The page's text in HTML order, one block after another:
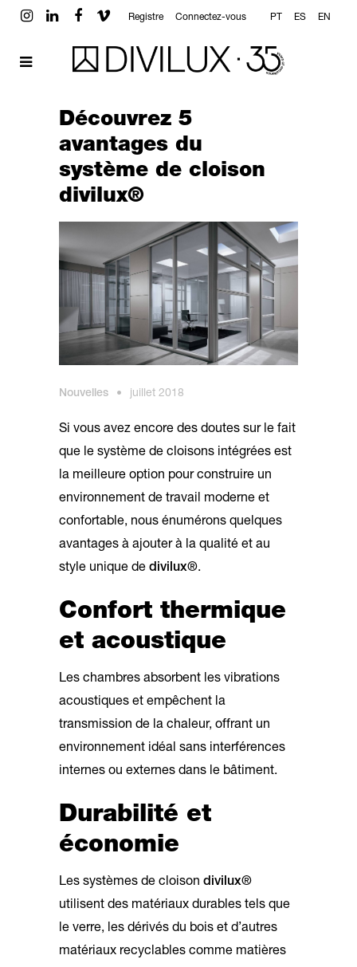
Registre Connectez-vous PT ES EN
Découvrez 5
avantages du
système de cloison
divilux®
Nouvelles • juillet 2018
Si vous avez encore des doutes sur le fait
que le système de cloisons intégrées est
la meilleure option pour construire un
environnement de travail moderne et
confortable, nous énumérons quelques
avantages à ajouter à la qualité et au
style unique de divilux®.
Confort thermique
et acoustique
Les chambres absorbent les vibrations
acoustiques et empêchent la
transmission de la chaleur, offrant un
environnement idéal sans interférences
internes ou externes dans le bâtiment.
Durabilité et
économie
Les systèmes de cloison divilux®
utilisent des matériaux durables tels que
le verre, les dérivés du bois et d’autres
matériaux recyclables comme matières